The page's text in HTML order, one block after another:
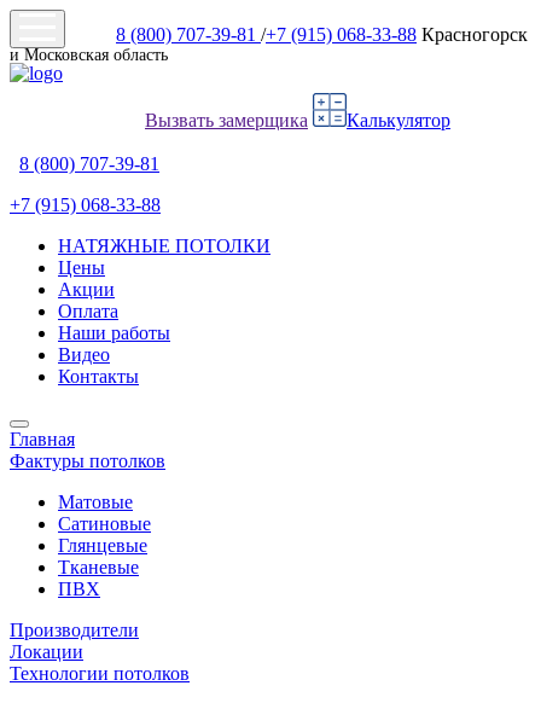
8 (800) 707-39-81 /+7 (915) 068-33-88 Красногорск
и Московская область
Вызвать замерщика Калькулятор
8 (800) 707-39-81
+7 (915) 068-33-88
НАТЯЖНЫЕ ПОТОЛКИ
Цены
Акции
Оплата
Наши работы
Видео
Контакты
Главная
Фактуры потолков
Матовые
Сатиновые
Глянцевые
Тканевые
ПВХ
Производители
Локации
Технологии потолков